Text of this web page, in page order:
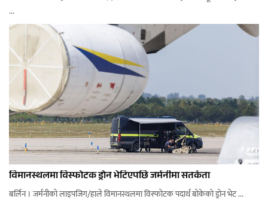
...
विमानस्थलमा विस्फोटक ड्रोन भेटिएपछि जर्मनीमा सतर्कता
बर्लिन । जर्मनीको लाइपजिग/हाले विमानस्थलमा विस्फोटक पदार्थ बोकेको ड्रोन भेट ...